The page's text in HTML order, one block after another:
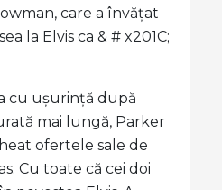
care a învățat
la Elvis ca & # x201C;
cu ușurință după
mai lungă, Parker
ofertele sale de
Cu toate că cei doi